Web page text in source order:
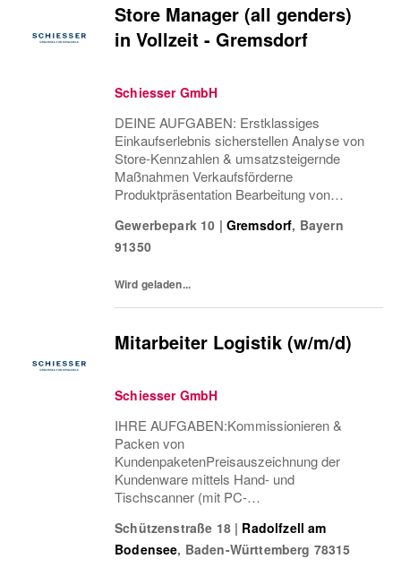
Store Manager (all genders)
in Vollzeit - Gremsdorf
Schiesser GmbH
DEINE AUFGABEN: Erstklassiges
Einkaufserlebnis sicherstellen Analyse von
Store-Kennzahlen & umsatzsteigernde
Maßnahmen Verkaufsförderne
Produktpräsentation Bearbeitung von
-entwicklung Einsatzplanung & Besetzung
offener Positionen Verantwortung Health &...
Gewerbepark 10 | Gremsdorf, Bayern
91350
Wird geladen...
Mitarbeiter Logistik (w/m/d)
Schiesser GmbH
IHRE AUFGABEN:Kommissionieren &
Packen von
KundenpaketenPreisauszeichnung der
Kundenware mittels Hand- und
Tischscanner (mit PC-
Versenderpaketen & Umpacken von
KundenkartonsAuszeichnen der
Schützenstraße 18 | Radolfzell am
Bodensee, Baden-Württemberg 78315